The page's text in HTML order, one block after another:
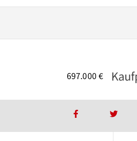
697.000 €